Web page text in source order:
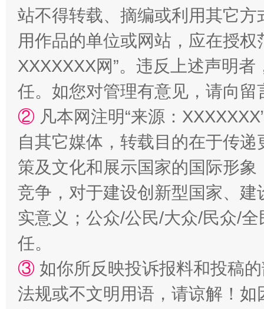
国家大学科技园优化重塑工作
扯下公款旅游的“隐身衣” 如何以
站不得转载、摘编或利用其它
用作品的单位或网站，应在授
XXXXXXX网”。违反上述声明
任。如您对管理有意见，请向
② 凡本网注明“来源：
自其它媒体，转载目的在于传
策及文化和展示国家的国际形
竞争，对于建设创新型国家、
实意义；公众/公民/大众/民众/
任。
③ 如你所反映投诉报料和投稿
法规或不文明用语，请谅解！